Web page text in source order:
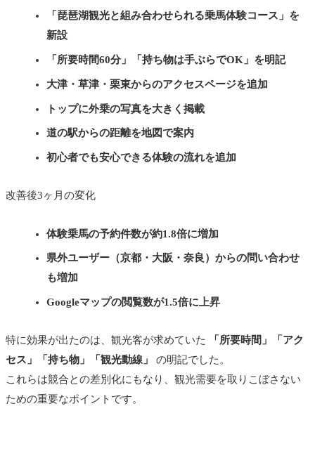
「琵琶湖観光と組み合わせられる乗馬体験コース」を
新設
「所要時間60分」「持ち物は手ぶらでOK」を明記
大津・草津・栗東からのアクセスページを追加
トップに外乗の写真を大きく掲載
道の駅からの距離を地図で案内
初心者でも安心できる体験の流れを追加
改善後3ヶ月の変化
体験乗馬の予約件数が約1.8倍に増加
県外ユーザー（京都・大阪・奈良）からの問い合わせ
も増加
Googleマップの閲覧数が1.5倍に上昇
特に効果が出たのは、観光客が求めていた
「所要時間」「アク
セス」「持ち物」「観光動線」
の明記でした。
これらは競合との差別化にもなり、観光需要を取りこぼさない
ための重要なポイントです。